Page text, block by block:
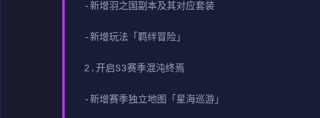
-新增羽之国副本及其对应套装
-新增玩法「羁绊冒险」
2.开启S3赛季混沌终焉
-新增赛季独立地图「星海巡游」